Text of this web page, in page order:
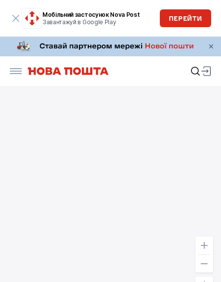
Мобільний застосунок Nova Post
Завантажуй в Google Play
ПЕРЕЙТИ